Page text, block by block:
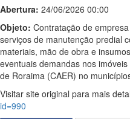
Abertura: 24/06/2026 00:00
Objeto: Contratação de
serviços de manutenção predial
materiais, mão de obra e
eventuais demandas nos
de Roraima (CAER) no
Visitar site original para mais
id=990